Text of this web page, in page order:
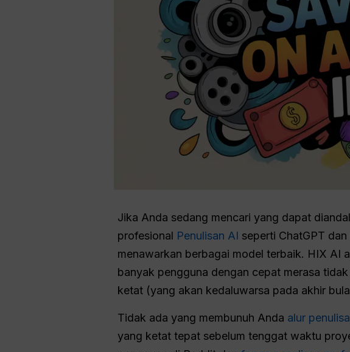
Jika Anda sedang mencari yang dapat
profesional Penulisan AI seperti ChatGPT
menawarkan berbagai model terbaik. HIX AI
banyak pengguna dengan cepat merasa
ketat (yang akan kedaluwarsa pada akhir
Tidak ada yang membunuh Anda alur
yang ketat tepat sebelum tenggat waktu